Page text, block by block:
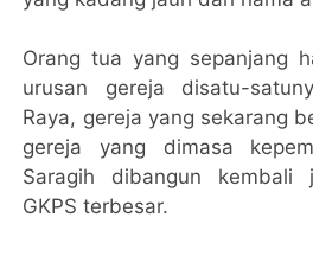
Orang tua yang sepanjang
urusan gereja disatu-
Raya, gereja yang sekarang
gereja yang dimasa
Saragih dibangun kembali
GKPS terbesar.